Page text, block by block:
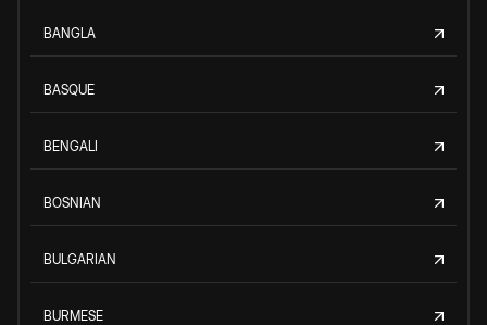
BANGLA
BASQUE
BENGALI
BOSNIAN
BULGARIAN
BURMESE